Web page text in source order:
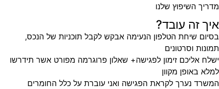
מדריך השיפוץ שלנו
איך זה עובד?
בסיום שיחת הטלפון הנעימה אבקש לקבל תוכניות של הנכס,
תמונות וסרטונים
ישלח אליכם זימון לפגישה+ שאלון פרוגרמה מפורט אשר תידרשו
למלא באופן מקוון
המשרד נערך לקראת הפגישה ואני עוברת על כלל החומרים